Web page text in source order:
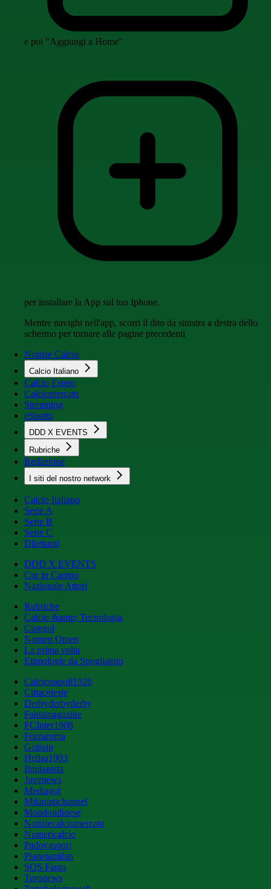
e poi "Aggiungi a Home"
per installare la App sul tuo Iphone.
Mentre navighi nell'app, scorri il dito da sinistra a destra dello
schermo per tornare alle pagine precedenti
Notizie Calcio
Calcio Italiano
Calcio Estero
Calciomercato
Streaming
eSports
DDD X EVENTS
Rubriche
Redazione
I siti del nostro network
Calcio Italiano
Serie A
Serie B
Serie C
Dilettanti
DDD X EVENTS
Cur in Campo
Nazionale Attori
Rubriche
Calcio &amp; Tecnologia
Cinegol
Nomen Omen
La prima volta
Etimologie da Spogliatoio
Calcionapoli1926
Cittaceleste
Derbyderbyderby
Fantamagazine
FCInter1908
Forzaroma
Golssip
Hellas1903
Ilmilanista
Juvenews
Mediagol
Milanistichannel
Mondoudinese
Notiziecalciomercato
Numericalcio
Padovasport
Pianetamilan
SOS Fanta
Toronews